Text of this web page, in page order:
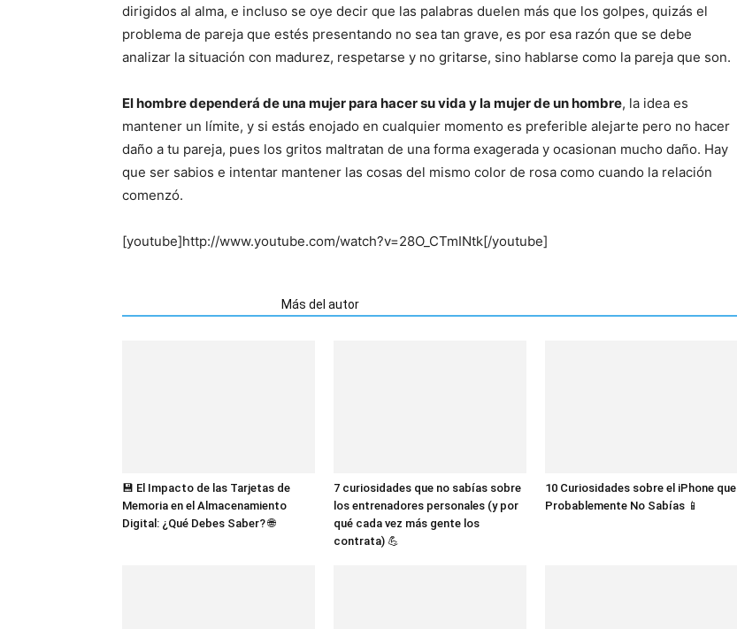
dirigidos al alma, e incluso se oye decir que las palabras duelen más que los golpes, quizás el
problema de pareja que estés presentando no sea tan grave, es por esa razón que se debe
analizar la situación con madurez, respetarse y no gritarse, sino hablarse como la pareja que son.
El hombre dependerá de una mujer para hacer su vida y la mujer de un hombre, la idea es
mantener un límite, y si estás enojado en cualquier momento es preferible alejarte pero no hacer
daño a tu pareja, pues los gritos maltratan de una forma exagerada y ocasionan mucho daño. Hay
que ser sabios e intentar mantener las cosas del mismo color de rosa como cuando la relación
comenzó.
[youtube]http://www.youtube.com/watch?v=28O_CTmINtk[/youtube]
Más del autor
💾 El Impacto de las Tarjetas de
Memoria en el Almacenamiento
Digital: ¿Qué Debes Saber? 🌐
7 curiosidades que no sabías sobre
los entrenadores personales (y por
qué cada vez más gente los
contrata) 💪
10 Curiosidades sobre el iPhone que
Probablemente No Sabías 📱